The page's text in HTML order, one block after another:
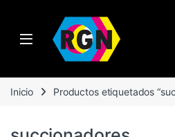
Open
Inicio Productos etiquetados